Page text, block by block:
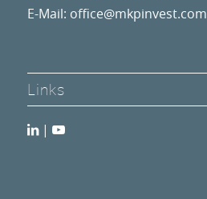
E-Mail: office@mkpinvest.com
Links
|